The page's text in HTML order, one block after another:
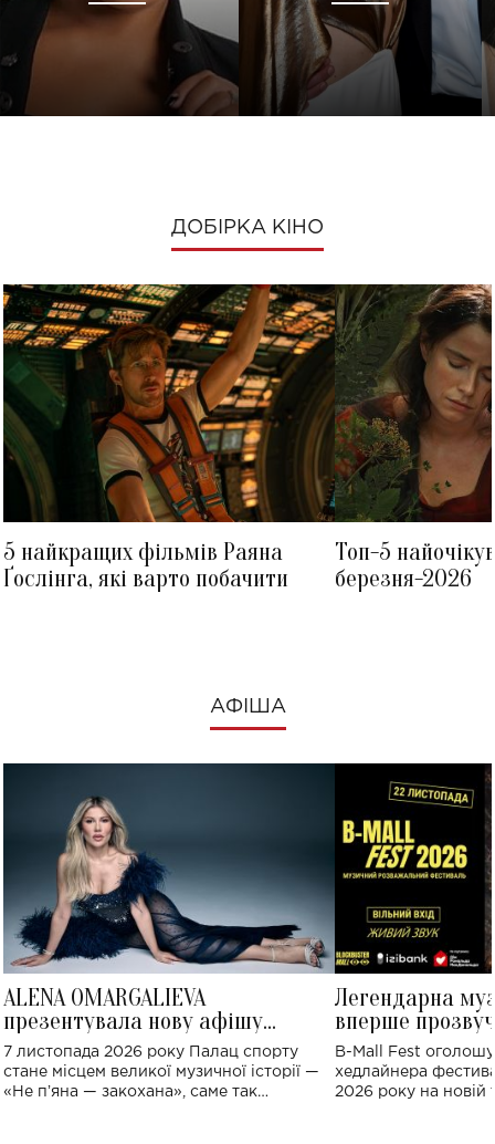
ДОБІРКА КІНО
5 найкращих фільмів Раяна
Ґослінга, які варто побачити
Топ-5
березня-2026
АФІША
ALENA OMARGALIEVA
презентувала нову афішу
великого концерту в Палаці
спорту
7 листопада 2026 року Палац спорту
стане місцем великої музичної історії —
«Не пʼяна — закохана», саме так
Легендарна
вперше
Україні: де
B-Mall Fest
хедлайнера
2026 року на новій